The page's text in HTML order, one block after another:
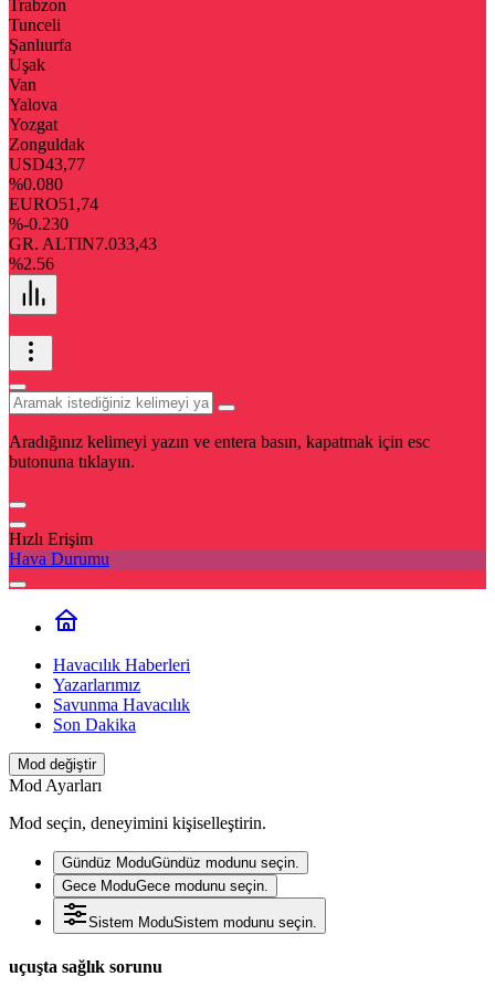
Trabzon
Tunceli
Şanlıurfa
Uşak
Van
Yalova
Yozgat
Zonguldak
USD43,77
%0.080
EURO51,74
%-0.230
GR. ALTIN7.033,43
%2.56
Aradığınız kelimeyi yazın ve entera basın, kapatmak için esc
butonuna tıklayın.
Hızlı Erişim
Hava Durumu
Havacılık Haberleri
Yazarlarımız
Savunma Havacılık
Son Dakika
Mod değiştir
Mod Ayarları
Mod seçin, deneyimini kişiselleştirin.
Gündüz ModuGündüz modunu seçin.
Gece ModuGece modunu seçin.
Sistem ModuSistem modunu seçin.
uçuşta sağlık sorunu